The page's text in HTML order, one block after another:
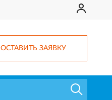
ОСТАВИТЬ ЗАЯВКУ